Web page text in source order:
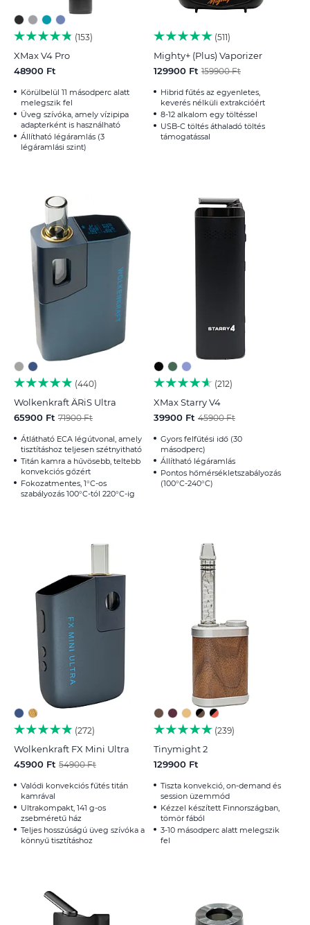
153
XMax V4 Pro
48900 Ft
Körülbelül 11 másodperc alatt
melegszik fel
Üveg szívóka, amely vízipipa
adapterként is használható
Állítható légáramlás (3
légáramlási szint)
511
Mighty+ (Plus) Vaporizer
129900 Ft 159900 Ft
Hibrid fűtés az egyenletes,
keverés nélküli extrakcióért
8-12 alkalom egy töltéssel
USB-C töltés áthaladó töltés
támogatással
440
Wolkenkraft ÄRiS Ultra
65900 Ft 71900 Ft
Átlátható ECA légútvonal, amely
tisztításhoz teljesen szétnyitható
Titán kamra a hűvösebb, teltebb
konvekciós gőzért
Fokozatmentes, 1°C-os
szabályozás 100°C-tól 220°C-ig
212
XMax Starry V4
39900 Ft 45900 Ft
Gyors felfűtési idő (30
másodperc)
Állítható légáramlás
Pontos hőmérsékletszabályozás
(100°C-240°C)
272
Wolkenkraft FX Mini Ultra
45900 Ft 54900 Ft
Valódi konvekciós fűtés titán
kamrával
Ultrakompakt, 141 g-os
zsebméretű ház
Teljes hosszúságú üveg szívóka a
könnyű tisztításhoz
239
Tinymight 2
129900 Ft
Tiszta konvekció, on-demand és
session üzemmód
Kézzel készített Finnországban,
tömör fából
3-10 másodperc alatt melegszik
fel